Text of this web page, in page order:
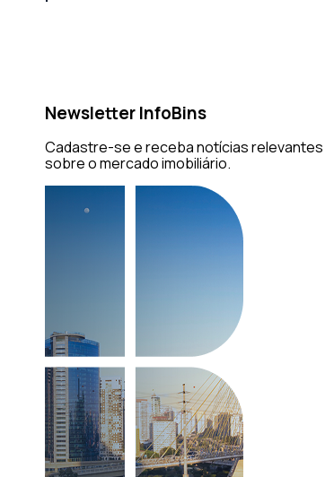
Newsletter InfoBins
Cadastre-se e receba notícias relevantes
sobre o mercado imobiliário.